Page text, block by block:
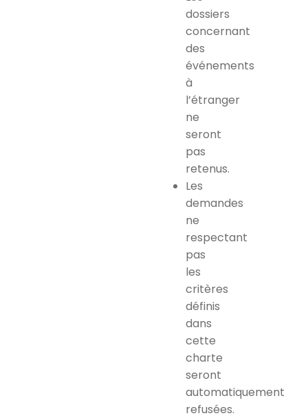
dossiers
concernant
des
événements
à
l’étranger
ne
seront
pas
retenus.
Les
demandes
ne
respectant
pas
les
critères
définis
dans
cette
charte
seront
automatiquement
refusées.